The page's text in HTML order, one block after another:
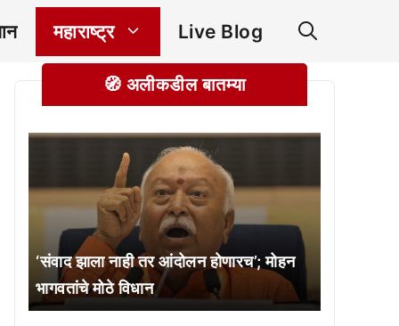
महाराष्ट्र Live Blog
🧭 अलीकडील बातम्या
‘संवाद झाला नाही तर आंदोलन होणारच’; मोहन
भागवतांचे मोठे विधान